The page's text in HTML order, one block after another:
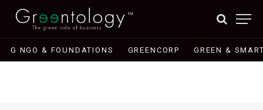
G NGO & FOUNDATIONS GREENCORP GREEN &